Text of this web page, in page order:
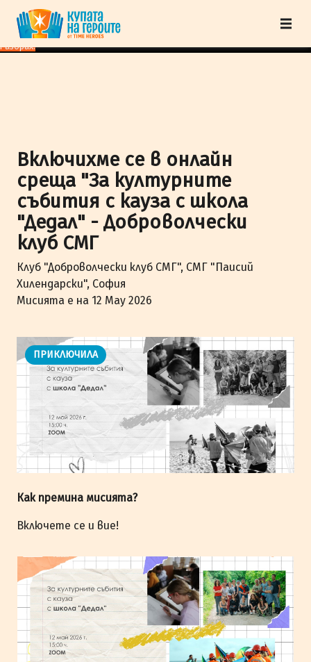
"Купата на героите" от TimeHeroes ползва cookies, за да осигурим по-
добро представяне на сайта и да подобрим Вашето преживяване.Научи
повече
Разбрах!
Включихме се в онлайн
среща "За културните
събития с кауза с школа
"Дедал" - Доброволчески
клуб СМГ
Клуб "Доброволчески клуб СМГ", СМГ "Паисий
Хилендарски", София
Мисията е на 12 May 2026
ПРИКЛЮЧИЛА
Как премина мисията?
Включете се и вие!